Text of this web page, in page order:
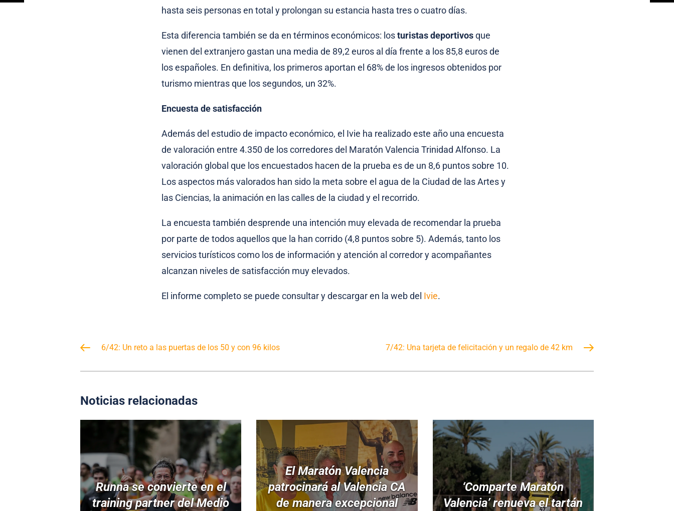
hasta seis personas en total y prolongan su estancia hasta tres o cuatro días.
Esta diferencia también se da en términos económicos: losturistas deportivosque
vienen del extranjero gastan una media de 89,2 euros al día frente a los 85,8 euros de
los españoles. En definitiva, los primeros aportan el 68% de los ingresos obtenidos por
turismo mientras que los segundos, un 32%.
Encuesta de satisfacción
Además del estudio de impacto económico, el Ivie ha realizado este año una encuesta
de valoración entre 4.350 de los corredores del Maratón Valencia Trinidad Alfonso. La
valoración global que los encuestados hacen de la prueba es de un 8,6 puntos sobre 10.
Los aspectos más valorados han sido la meta sobre el agua de la Ciudad de las Artes y
las Ciencias, la animación en las calles de la ciudad y el recorrido.
La encuesta también desprende una intención muy elevada de recomendar la prueba
por parte de todos aquellos que la han corrido (4,8 puntos sobre 5). Además, tanto los
servicios turísticos como los de información y atención al corredor y acompañantes
alcanzan niveles de satisfacción muy elevados.
El informe completo se puede consultar y descargar en la web del Ivie.
6/42: Un reto a las puertas de los 50 y con 96 kilos 7/42: Una tarjeta de felicitación y un regalo de 42 km
Noticias relacionadas
Runna se convierte en el
training partner del Medio
El Maratón Valencia
patrocinará al Valencia CA
de manera excepcional
‘Comparte Maratón
Valencia’ renueva el tartán